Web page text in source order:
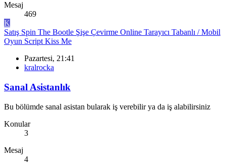
Mesaj
469
K
Satış Spin The Bootle Şişe Çevirme Online Tarayıcı Tabanlı / Mobil
Oyun Script Kiss Me
Pazartesi, 21:41
kralrocka
Sanal Asistanlık
Bu bölümde sanal asistan bularak iş verebilir ya da iş alabilirsiniz
Konular
3
Mesaj
4